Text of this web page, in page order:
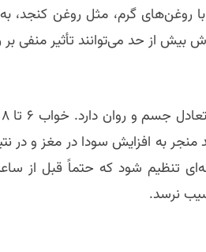
گرم، مثل روغن کنجد،
از حد می‌توانند تأثیر منفی بر
به افزایش سودا در مغز و در
نرسد.